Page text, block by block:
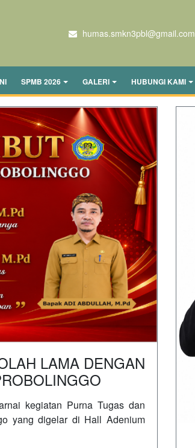
humas.smkn3pbl@gmail.com
SPMB 2026 GALERI HUBUNGI KAMI
LAMA DENGAN
kegiatan Purna Tugas dan
yang digelar di Hall Adenium